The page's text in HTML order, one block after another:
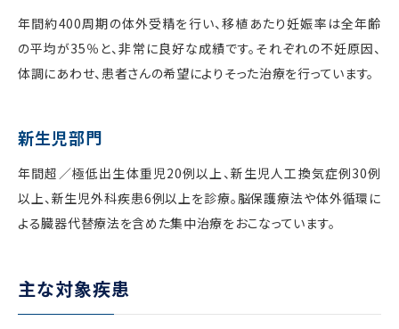
年間約400周期の体外受精を行い、移植あたり妊娠率は全年齢
の平均が35％と、非常に良好な成績です。それぞれの不妊原因、
体調にあわせ、患者さんの希望によりそった治療を行っています。
新生児部門
年間超／極低出生体重児20例以上、新生児人工換気症例30例
以上、新生児外科疾患6例以上を診療。脳保護療法や体外循環に
よる臓器代替療法を含めた集中治療をおこなっています。
主な対象疾患